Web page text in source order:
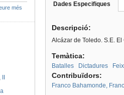
Dades Especifiques
Descripció:
Alcázar de Toledo. S.E.
Temàtica:
Batalles Dictadures
Contribuïdors:
Franco Bahamonde,
més